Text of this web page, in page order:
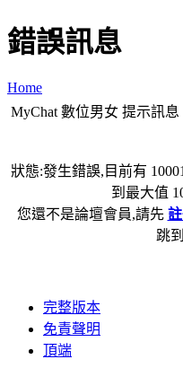
錯誤訊息
Home
MyChat 數位男女 提示訊息
狀態:發生錯誤,目前有
到最大值
您還不是論壇會員,請先
跳
完整版本
免責聲明
頂端